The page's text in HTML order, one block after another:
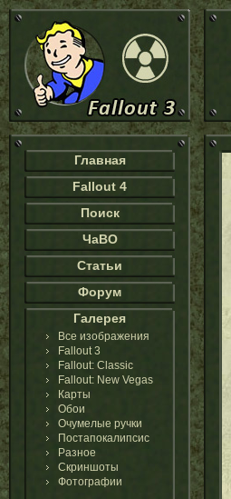
Главная
Fallout 4
Поиск
ЧаВО
Статьи
Форум
Галерея
Все изображения
Fallout 3
Fallout: Classic
Fallout: New Vegas
Карты
Обои
Очумелые ручки
Постапокалипсис
Разное
Скриншоты
Фотографии